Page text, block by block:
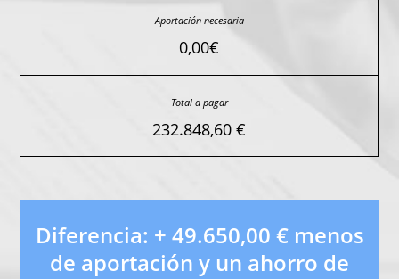
0,00€
232.848,60 €
Diferencia: + 49.650,00 € menos
de aportación y un ahorro de